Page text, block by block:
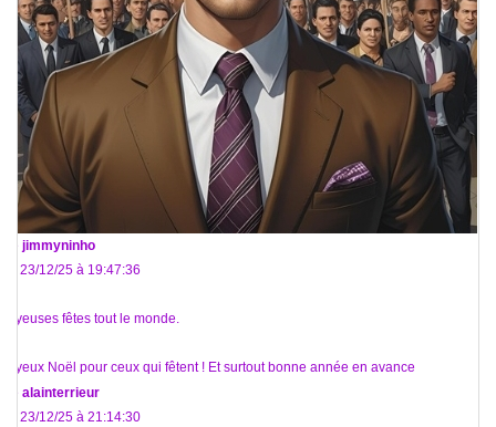
jimmyninho
Le 23/12/25 à 19:47:36
Joyeuses fêtes tout le monde.
Joyeux Noël pour ceux qui fêtent ! Et surtout bonne année en avance
alainterrieur
Le 23/12/25 à 21:14:30